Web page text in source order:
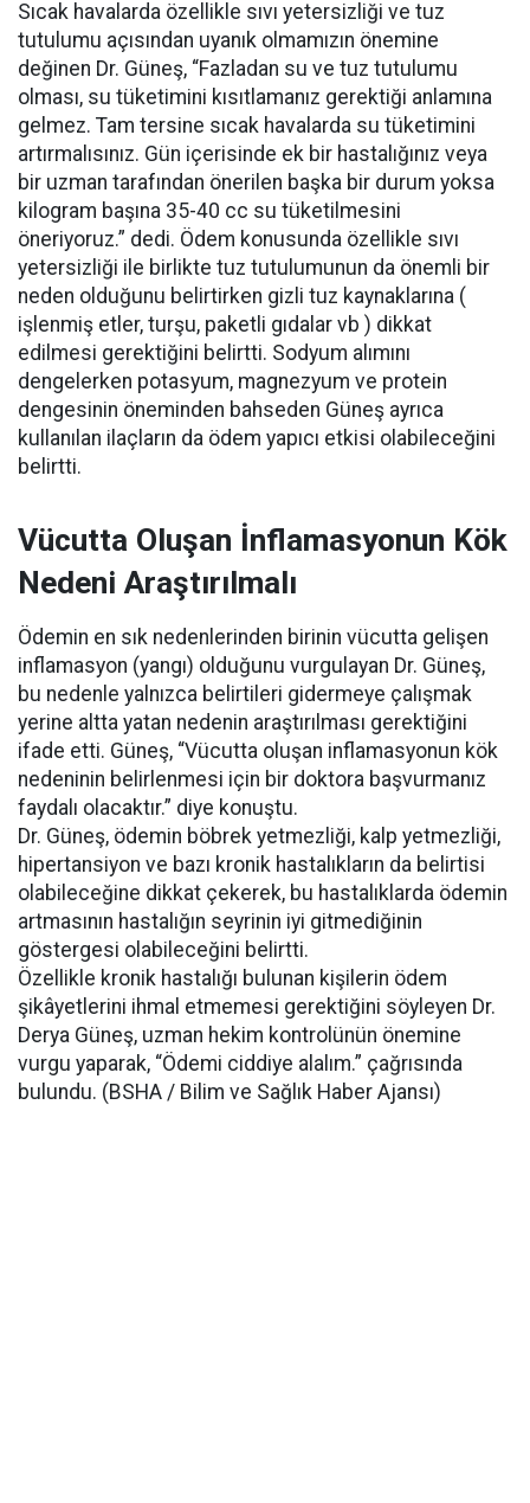
Sıcak havalarda özellikle sıvı yetersizliği ve tuz
tutulumu açısından uyanık olmamızın önemine
değinen Dr. Güneş, “Fazladan su ve tuz tutulumu
olması, su tüketimini kısıtlamanız gerektiği anlamına
gelmez. Tam tersine sıcak havalarda su tüketimini
artırmalısınız. Gün içerisinde ek bir hastalığınız veya
bir uzman tarafından önerilen başka bir durum yoksa
kilogram başına 35-40 cc su tüketilmesini
öneriyoruz.” dedi. Ödem konusunda özellikle sıvı
yetersizliği ile birlikte tuz tutulumunun da önemli bir
neden olduğunu belirtirken gizli tuz kaynaklarına (
işlenmiş etler, turşu, paketli gıdalar vb ) dikkat
edilmesi gerektiğini belirtti. Sodyum alımını
dengelerken potasyum, magnezyum ve protein
dengesinin öneminden bahseden Güneş ayrıca
kullanılan ilaçların da ödem yapıcı etkisi olabileceğini
belirtti.
Vücutta Oluşan İnflamasyonun Kök
Nedeni Araştırılmalı
Ödemin en sık nedenlerinden birinin vücutta gelişen
inflamasyon (yangı) olduğunu vurgulayan Dr. Güneş,
bu nedenle yalnızca belirtileri gidermeye çalışmak
yerine altta yatan nedenin araştırılması gerektiğini
ifade etti. Güneş, “Vücutta oluşan inflamasyonun kök
nedeninin belirlenmesi için bir doktora başvurmanız
faydalı olacaktır.” diye konuştu.
Dr. Güneş, ödemin böbrek yetmezliği, kalp yetmezliği,
hipertansiyon ve bazı kronik hastalıkların da belirtisi
olabileceğine dikkat çekerek, bu hastalıklarda ödemin
artmasının hastalığın seyrinin iyi gitmediğinin
göstergesi olabileceğini belirtti.
Özellikle kronik hastalığı bulunan kişilerin ödem
şikâyetlerini ihmal etmemesi gerektiğini söyleyen Dr.
Derya Güneş, uzman hekim kontrolünün önemine
vurgu yaparak, “Ödemi ciddiye alalım.” çağrısında
bulundu. (BSHA / Bilim ve Sağlık Haber Ajansı)